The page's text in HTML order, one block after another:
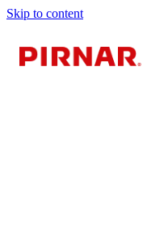
Skip to content